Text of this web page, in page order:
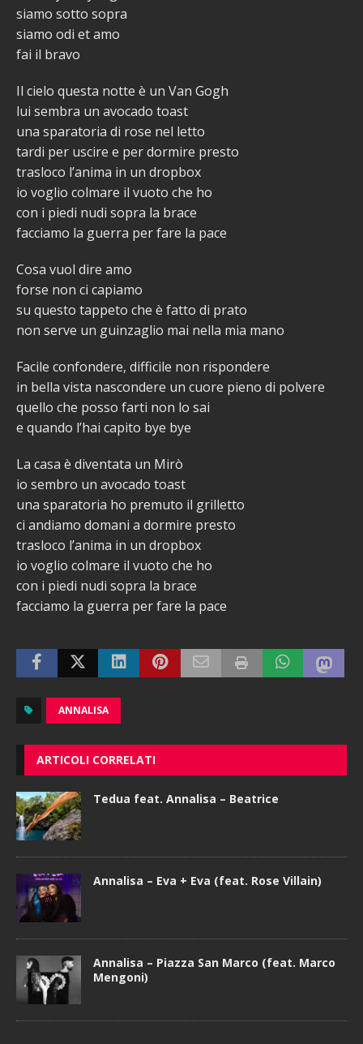
siamo sotto sopra
siamo odi et amo
fai il bravo
Il cielo questa notte è un Van Gogh
lui sembra un avocado toast
una sparatoria di rose nel letto
tardi per uscire e per dormire presto
trasloco l’anima in un dropbox
io voglio colmare il vuoto che ho
con i piedi nudi sopra la brace
facciamo la guerra per fare la pace
Cosa vuol dire amo
forse non ci capiamo
su questo tappeto che è fatto di prato
non serve un guinzaglio mai nella mia mano
Facile confondere, difficile non rispondere
in bella vista nascondere un cuore pieno di polvere
quello che posso farti non lo sai
e quando l’hai capito bye bye
La casa è diventata un Mirò
io sembro un avocado toast
una sparatoria ho premuto il grilletto
ci andiamo domani a dormire presto
trasloco l’anima in un dropbox
io voglio colmare il vuoto che ho
con i piedi nudi sopra la brace
facciamo la guerra per fare la pace
ANNALISA
ARTICOLI CORRELATI
Tedua feat. Annalisa – Beatrice
Annalisa – Eva + Eva (feat. Rose Villain)
Annalisa – Piazza San Marco (feat. Marco
Mengoni)